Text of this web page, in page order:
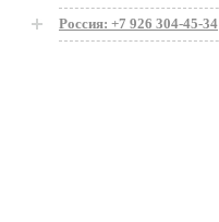
Россия: +7 926 304-45-34